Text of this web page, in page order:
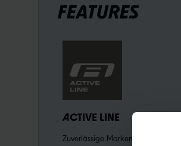
FEATURES
ACTIVE LINE
Zuverlässige Markenqualität mit